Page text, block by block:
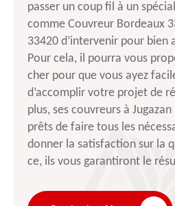
passer un coup fil à un
comme Couvreur Bordeaux
33420 d’intervenir pour bien
Pour cela, il pourra vous
cher pour que vous ayez
d’accomplir votre projet de
plus, ses couvreurs à
prêts de faire tous les
donner la satisfaction sur la
ce, ils vous garantiront le